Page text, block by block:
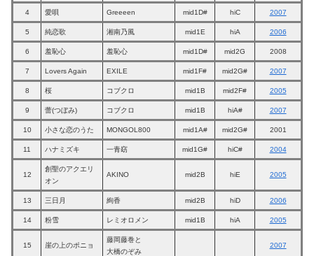
4 愛唄 Greeeen mid1D# hiC 2007
5 純恋歌 湘南乃風 mid1E hiA 2006
6 羞恥心 羞恥心 mid1D# mid2G 2008
7 Lovers Again EXILE mid1F# mid2G# 2007
8 桜 コブクロ mid1B mid2F# 2005
9 蕾(つぼみ) コブクロ mid1B hiA# 2007
10 小さな恋のうた MONGOL800 mid1A# mid2G# 2001
11 ハナミズキ 一青窈 mid1G# hiC# 2004
12
創聖のアクエリ
オン
AKINO mid2B hiE 2005
13 三日月 絢香 mid2B hiD 2006
14 粉雪 レミオロメン mid1B hiA 2005
15 崖の上のポニョ
藤岡藤巻と
大橋のぞみ
2007